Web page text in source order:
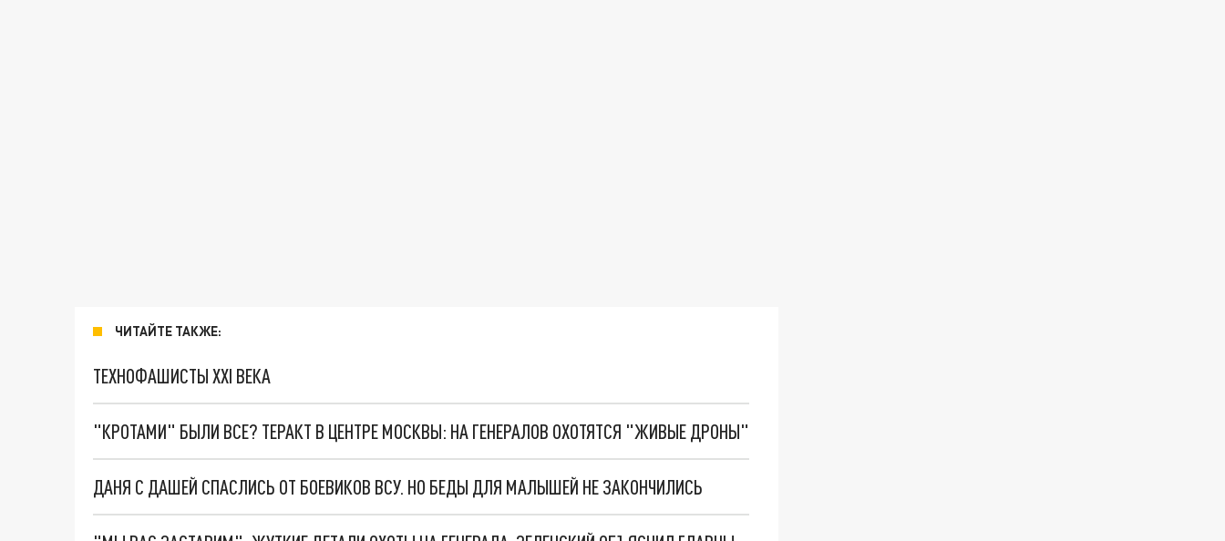
ЧИТАЙТЕ ТАКЖЕ:
ТЕХНОФАШИСТЫ XXI ВЕКА
"КРОТАМИ" БЫЛИ ВСЕ? ТЕРАКТ В ЦЕНТРЕ МОСКВЫ: НА ГЕНЕРАЛОВ ОХОТЯТСЯ "ЖИВЫЕ ДРОНЫ"
ДАНЯ С ДАШЕЙ СПАСЛИСЬ ОТ БОЕВИКОВ ВСУ. НО БЕДЫ ДЛЯ МАЛЫШЕЙ НЕ ЗАКОНЧИЛИСЬ